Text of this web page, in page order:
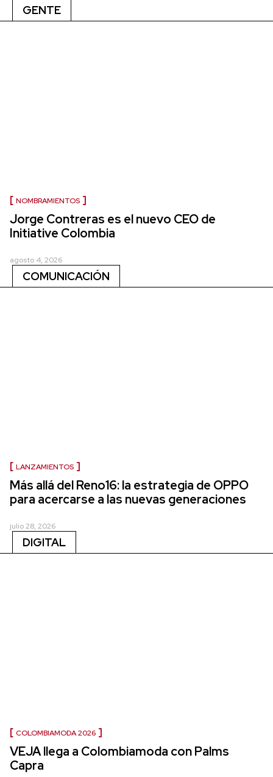
GENTE
NOMBRAMIENTOS
Jorge Contreras es el nuevo CEO de
Initiative Colombia
agosto 4, 2026
COMUNICACIÓN
LANZAMIENTOS
Más allá del Reno16: la estrategia de OPPO
para acercarse a las nuevas generaciones
julio 28, 2026
DIGITAL
COLOMBIAMODA 2026
VEJA llega a Colombiamoda con Palms
Capra